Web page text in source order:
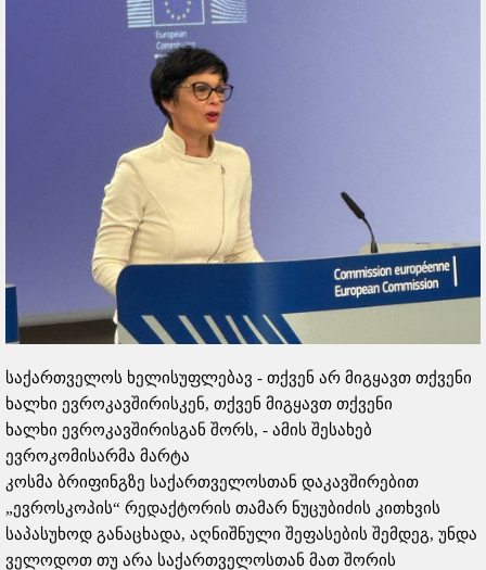
საქართველოს ხელისუფლებავ - თქვენ არ მიგყავთ თქვენი
ხალხი ევროკავშირისკენ, თქვენ მიგყავთ თქვენი
ხალხი ევროკავშირისგან შორს, - ამის შესახებ
ევროკომისარმა მარტა
კოსმა ბრიფინგზე საქართველოსთან დაკავშირებით
„ევროსკოპის“ რედაქტორის თამარ ნუცუბიძის კითხვის
საპასუხოდ განაცხადა, აღნიშნული შეფასების შემდეგ, უნდა
ველოდოთ თუ არა საქართველოსთან მათ შორის